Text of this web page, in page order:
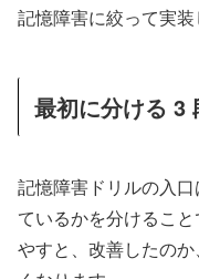
記憶障害に絞って実装
最初に分ける 3
記憶障害ドリルの入
ているかを分けるこ
やすと、改善したの